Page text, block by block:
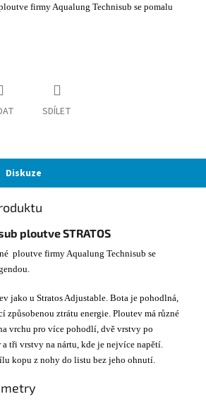
firmy Aqualung Technisub se pomalu
SDÍLET
Diskuze
ploutve STRATOS
ploutve firmy Aqualung Technisub se
jako u Stratos Adjustable. Bota je pohodlná,
ztrátu energie. Ploutev má různé
vrchu pro více pohodlí, dvě vrstvy po
a tři vrstvy na nártu, kde je nejvíce napětí.
kopu z nohy do listu bez jeho ohnutí.